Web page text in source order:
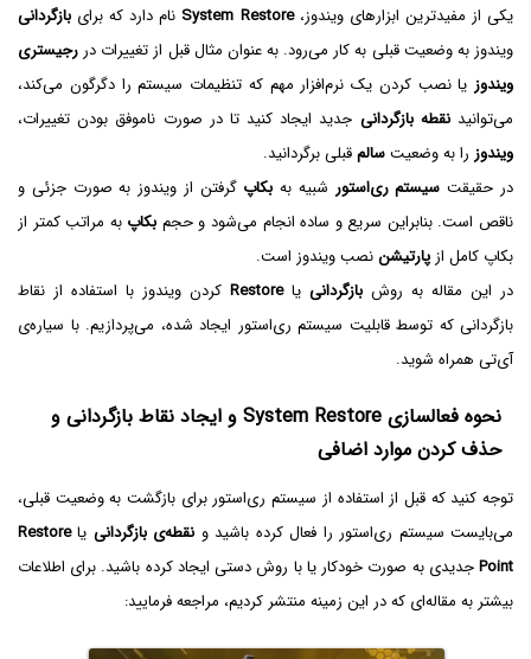
یکی از مفیدترین ابزارهای ویندوز،System Restore نام دارد که برای بازگردانی
ویندوز به وضعیت قبلی به کار می‌رود. به عنوان مثال قبل از تغییرات در رجیستری
ویندوز یا نصب کردن یک نرم‌افزار مهم که تنظیمات سیستم را دگرگون می‌کند،
می‌توانیدنقطه بازگردانی جدید ایجاد کنید تا در صورت ناموفق بودن تغییرات،
ویندوز را به وضعیتسالمقبلی برگردانید.
در حقیقت سیستم ری‌استور شبیه به بکاپ گرفتن از ویندوز به صورت جزئی و
ناقص است. بنابراین سریع و ساده انجام می‌شود و حجم بکاپ به مراتب کمتر از
بکاپ کامل از پارتیشننصب ویندوز است.
در این مقاله به روش بازگردانی یاRestore کردن ویندوز با استفاده از نقاط
بازگردانی که توسط قابلیت سیستم ری‌استور ایجاد شده، می‌پردازیم. با سیاره‌ی
آی‌تی همراه شوید.
نحوه فعالسازی System Restore و ایجاد نقاط بازگردانی و
حذف کردن موارد اضافی
توجه کنید که قبل از استفاده از سیستم ری‌استور برای بازگشت به وضعیت قبلی،
می‌بایست سیستم ری‌استور را فعال کرده باشید و نقطه‌ی بازگردانی یاRestore
Pointجدیدی به صورت خودکار یا با روش دستی ایجاد کرده باشید. برای اطلاعات
بیشتر به مقاله‌ای که در این زمینه منتشر کردیم، مراجعه فرمایید: